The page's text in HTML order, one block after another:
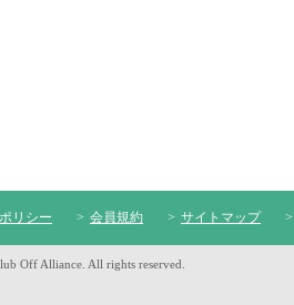
リシー 会員規約 サイトマップ
Off Alliance. All rights reserved.